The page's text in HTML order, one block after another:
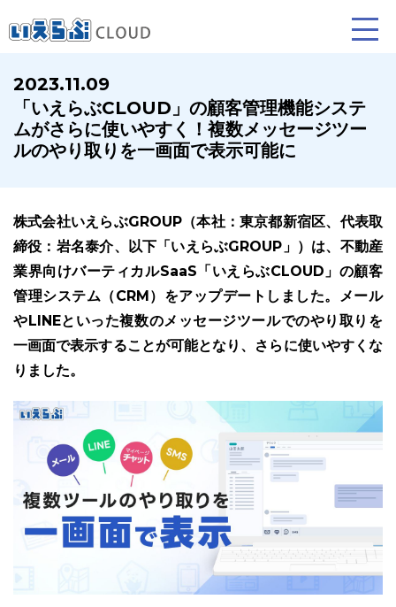
賃貸仲介
業務向け機能
売買仲介
業務向け機能
ホームページ制作について
ユーザーインタビュー
2023.11.09
「いえらぶCLOUD」の顧客管理機能システ
ムがさらに使いやすく！複数メッセージツー
ルのやり取りを一画面で表示可能に
株式会社いえらぶGROUP（本社：東京都新宿区、代表取
締役：岩名泰介、以下「いえらぶGROUP」）は、不動産
業界向けバーティカルSaaS「いえらぶCLOUD」の顧客
管理システム（CRM）をアップデートしました。メール
やLINEといった複数のメッセージツールでのやり取りを
一画面で表示することが可能となり、さらに使いやすくな
りました。